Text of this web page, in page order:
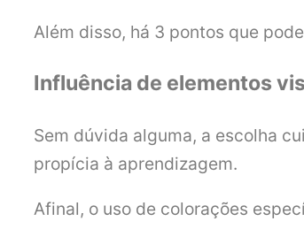
Além disso, há 3 pontos que
Influência de elementos
Sem dúvida alguma, a escolha
propícia à aprendizagem.
Afinal, o uso de colorações